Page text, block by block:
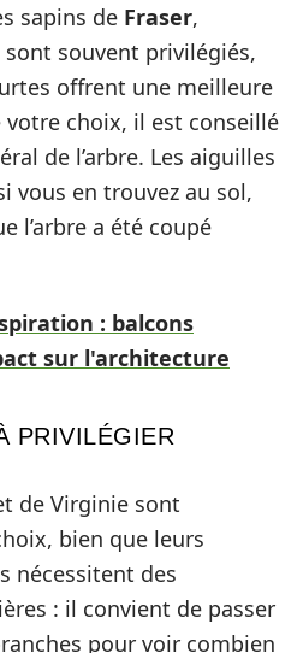
sapins de Fraser,
sont souvent privilégiés,
offrent une meilleure
choix, il est conseillé
de l’arbre. Les aiguilles
vous en trouvez au sol,
l’arbre a été coupé
: balcons
sur l'architecture
PRIVILÉGIER
de Virginie sont
bien que leurs
nécessitent des
: il convient de passer
pour voir combien